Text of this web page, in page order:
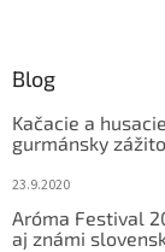
Blog
Kačacie a
gurmánsky
23.9.2020
Aróma Festival
aj známi